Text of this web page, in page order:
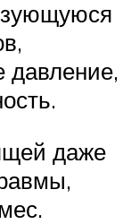
давление,
даже